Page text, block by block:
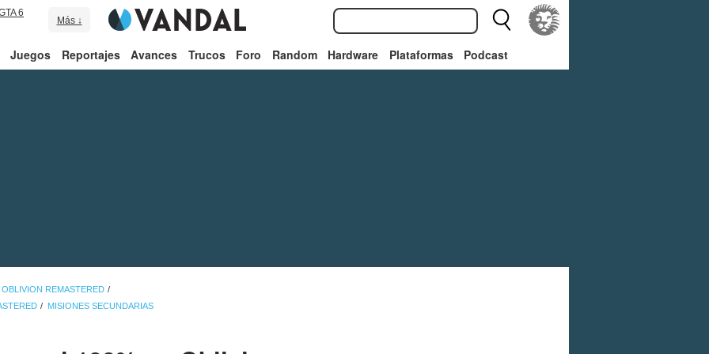
6
Más ↓
Juegos Reportajes Avances Trucos Foro Random Hardware Plataformas Podcast
REMASTERED
MISIONES SECUNDARIAS